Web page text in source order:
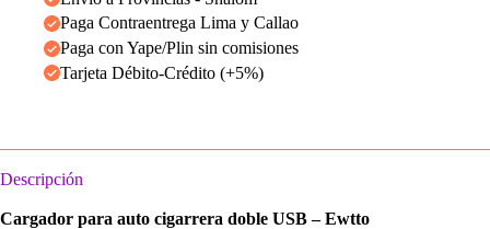
cantidad
Paga Contraentrega Lima y Callao
Paga con Yape/Plin sin comisiones
Tarjeta Débito-Crédito (+5%)
Descripción
Cargador para auto cigarrera doble USB – Ewtto